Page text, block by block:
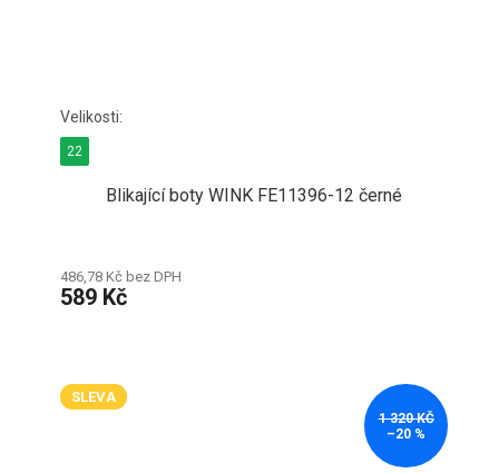
Blikající boty WINK FE11396-12 černé
486,78 Kč bez DPH
589 Kč
22
SLEVA
1 320 KČ
–20 %